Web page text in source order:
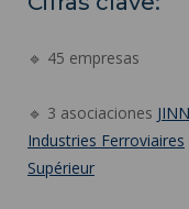
🔹 45 empresas
🔹 3 asociaciones
Industries Ferroviaires
Supérieur